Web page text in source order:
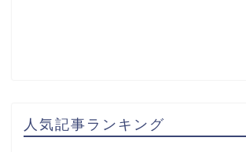
人気記事ランキング